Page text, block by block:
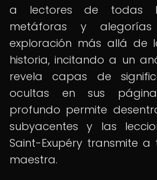
a lectores de todas
metáforas y
exploración más allá de
historia, incitando a un
revela capas de
ocultas en sus
profundo permite
subyacentes y las
Saint-Exupéry transmite
maestra.